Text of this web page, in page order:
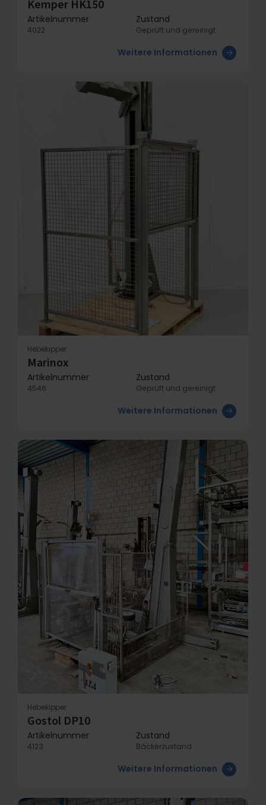
Kemper HK150
Artikelnummer
4022
Zustand
Geprüft und gereinigt
Weitere Informationen
Hebekipper
Marinox
Artikelnummer
4546
Zustand
Geprüft und gereinigt
Weitere Informationen
Hebekipper
Gostol DP10
Artikelnummer
4123
Zustand
Bäckerzustand
Weitere Informationen